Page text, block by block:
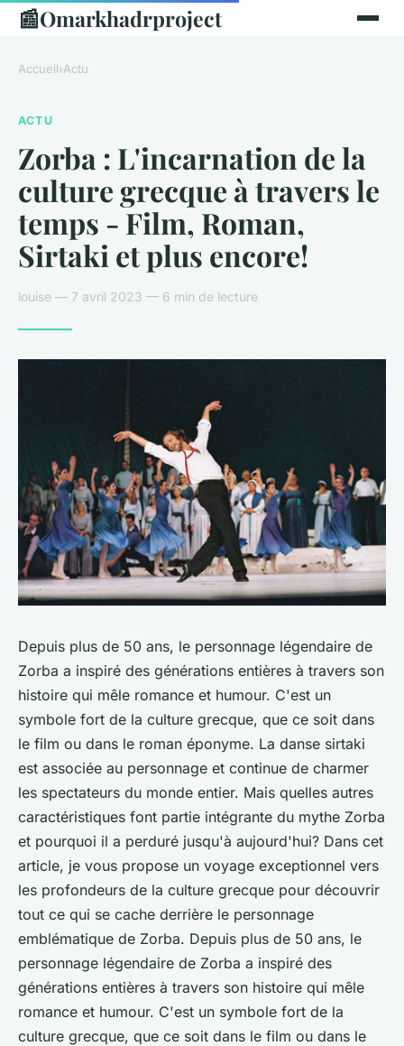
📰Omarkhadrproject
Accueil›Actu
ACTU
Zorba : L'incarnation de la
culture grecque à travers le
temps - Film, Roman,
Sirtaki et plus encore!
louise — 7 avril 2023 — 6 min de lecture
Depuis plus de 50 ans, le personnage légendaire de
Zorba a inspiré des générations entières à travers son
histoire qui mêle romance et humour. C'est un
symbole fort de la culture grecque, que ce soit dans
le film ou dans le roman éponyme. La danse sirtaki
est associée au personnage et continue de charmer
les spectateurs du monde entier. Mais quelles autres
caractéristiques font partie intégrante du mythe Zorba
et pourquoi il a perduré jusqu'à aujourd'hui? Dans cet
article, je vous propose un voyage exceptionnel vers
les profondeurs de la culture grecque pour découvrir
tout ce qui se cache derrière le personnage
emblématique de Zorba. Depuis plus de 50 ans, le
personnage légendaire de Zorba a inspiré des
générations entières à travers son histoire qui mêle
romance et humour. C'est un symbole fort de la
culture grecque, que ce soit dans le film ou dans le